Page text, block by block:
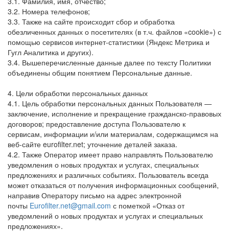
3.2. Номера телефонов;
3.3. Также на сайте происходит сбор и обработка
обезличенных данных о посетителях (в т.ч. файлов «cookie») с
помощью сервисов интернет-статистики (Яндекс Метрика и
Гугл Аналитика и других).
3.4. Вышеперечисленные данные далее по тексту Политики
объединены общим понятием Персональные данные.
4. Цели обработки персональных данных
4.1. Цель обработки персональных данных Пользователя —
заключение, исполнение и прекращение гражданско-правовых
договоров; предоставление доступа Пользователю к
сервисам, информации и/или материалам, содержащимся на
веб-сайте eurofilter.net; уточнение деталей заказа.
4.2. Также Оператор имеет право направлять Пользователю
уведомления о новых продуктах и услугах, специальных
предложениях и различных событиях. Пользователь всегда
может отказаться от получения информационных сообщений,
направив Оператору письмо на адрес электронной
почты Eurofilter.net@gmail.com с пометкой «Отказ от
уведомлений о новых продуктах и услугах и специальных
предложениях».